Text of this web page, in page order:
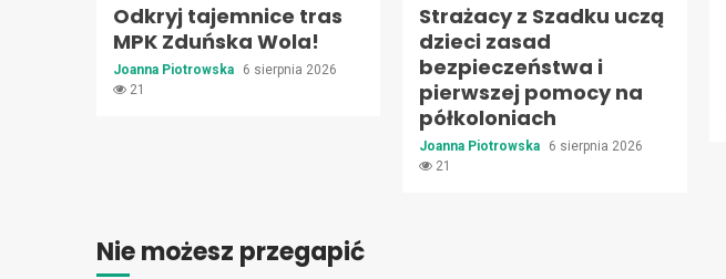
Odkryj tajemnice tras
MPK Zduńska Wola!
Joanna Piotrowska
6 sierpnia 2026
21
Strażacy z Szadku uczą
dzieci zasad
bezpieczeństwa i
pierwszej pomocy na
półkoloniach
Joanna Piotrowska
6 sierpnia 2026
21
Nie możesz przegapić